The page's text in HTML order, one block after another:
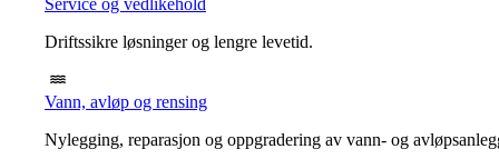
Driftssikre løsninger og lengre levetid.
Vann, avløp og rensing
Nylegging, reparasjon og oppgradering av vann- og